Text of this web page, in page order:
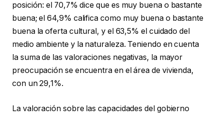
posición: el 70,7% dice que es muy buena o bastante
buena; el 64,9% califica como muy buena o bastante
buena la oferta cultural, y el 63,5% el cuidado del
medio ambiente y la naturaleza. Teniendo en cuenta
la suma de las valoraciones negativas, la mayor
preocupación se encuentra en el área de vivienda,
con un 29,1%.
La valoración sobre las capacidades del gobierno